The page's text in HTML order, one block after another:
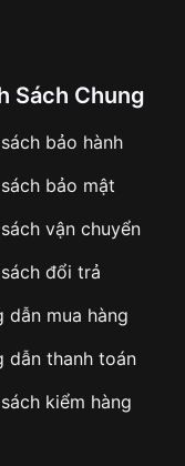
hàng hoặc
chóng
không mong
Sách Chung
bảo hành
bảo mật
vận chuyển
đổi trả
dẫn mua hàng
dẫn thanh toán
kiểm hàng